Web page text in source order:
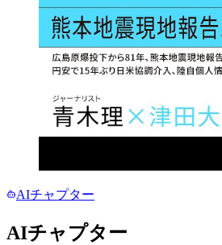
AIチャプター
AIチャプター